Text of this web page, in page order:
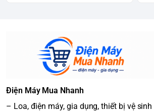
Điện Máy Mua Nhanh
– Loa, điện máy, gia dụng, thiết bị vệ